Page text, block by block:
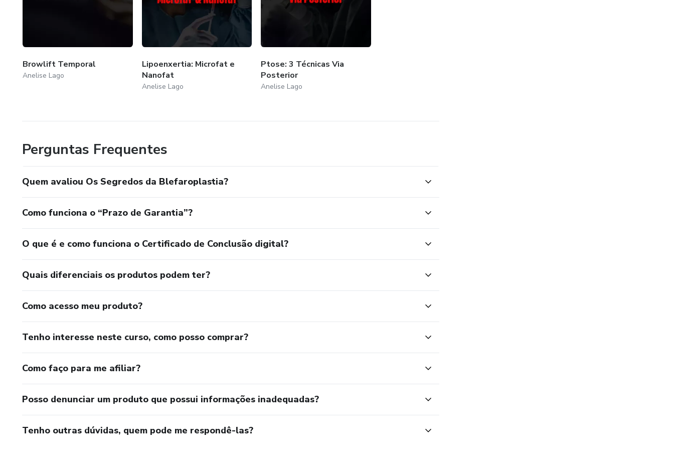
Browlift Temporal
Anelise Lago
Lipoenxertia: Microfat e
Nanofat
Anelise Lago
Ptose: 3 Técnicas Via
Posterior
Anelise Lago
Perguntas Frequentes
Quem avaliou Os Segredos da Blefaroplastia?
Como funciona o “Prazo de Garantia”?
O que é e como funciona o Certificado de Conclusão digital?
Quais diferenciais os produtos podem ter?
Como acesso meu produto?
Tenho interesse neste curso, como posso comprar?
Como faço para me afiliar?
Posso denunciar um produto que possui informações inadequadas?
Tenho outras dúvidas, quem pode me respondê-las?